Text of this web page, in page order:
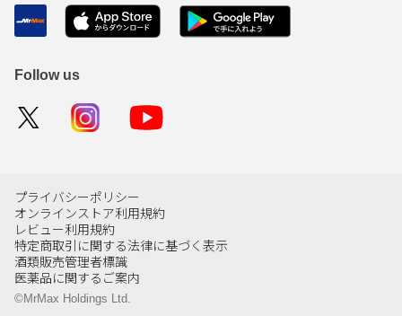
Follow us
プライバシーポリシー
オンラインストア利用規約
レビュー利用規約
特定商取引に関する法律に基づく表示
酒類販売管理者標識
医薬品に関するご案内
©MrMax Holdings Ltd.